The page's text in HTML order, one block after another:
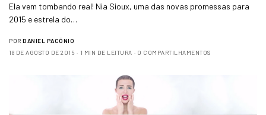
Ela vem tombando real! Nia Sioux, uma das novas promessas para
2015 e estrela do…
POR DANIEL PACÔNIO
18 DE AGOSTO DE 2015
1 MIN DE LEITURA 0 COMPARTILHAMENTOS